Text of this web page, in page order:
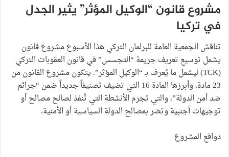
مشروع قانون “الوكيل المؤثر” يثير الجدل
في تركيا
تناقش الجمعية العامة للبرلمان التركي هذا الأسبوع مشروع قانون
يشمل توسيع تعريف جريمة “التجسس” في قانون العقوبات التركي
(TCK) ليشمل ما يُعرف بـ “الوكيل المؤثر”. يتكون مشروع القانون من
23 مادة، وأبرزها المادة 16 التي تضيف تصنيفاً جديداً ضمن “جرائم
ضد أمن الدولة”، والتي تجرم الأنشطة التي تُنفذ لصالح مصالح أو
توجيهات أجنبية وتضر بمصالح الدولة السياسية أو الأمنية.
دوافع المشروع